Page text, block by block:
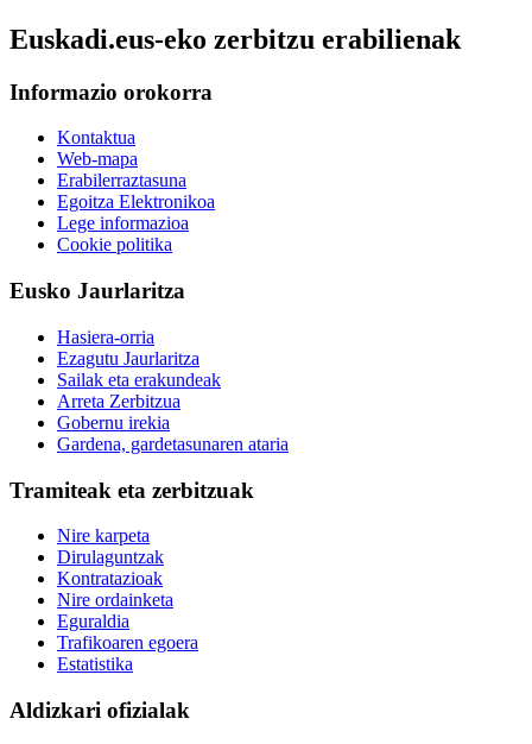
Euskadi.eus-eko zerbitzu erabilienak
Informazio orokorra
Kontaktua
Web-mapa
Erabilerraztasuna
Egoitza Elektronikoa
Lege informazioa
Cookie politika
Eusko Jaurlaritza
Hasiera-orria
Ezagutu Jaurlaritza
Sailak eta erakundeak
Arreta Zerbitzua
Gobernu irekia
Gardena, gardetasunaren ataria
Tramiteak eta zerbitzuak
Nire karpeta
Dirulaguntzak
Kontratazioak
Nire ordainketa
Eguraldia
Trafikoaren egoera
Estatistika
Aldizkari ofizialak